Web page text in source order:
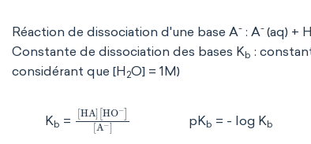
Réaction de dissociation d'une base A- : A- (aq) + H
Constante de dissociation des bases Kb :
considérant que [H 2O] = 1M)
Kb = HAHO-
A- pKb = - log Kb